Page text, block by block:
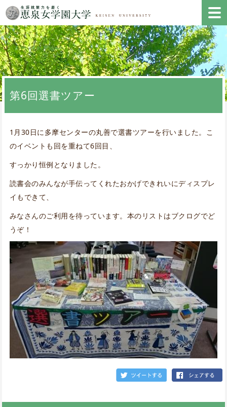
第6回選書ツアー
1月30日に多摩センターの丸善で選書ツアーを行いました。こ
のイベントも回を重ねて6回目、
すっかり恒例となりました。
読書会のみんなが手伝ってくれたおかげできれいにディスプレ
イもできて、
みなさんのご利用を待っています。本のリストはブクログでど
うぞ！